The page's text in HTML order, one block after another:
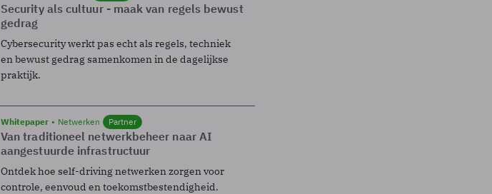
Security als cultuur - maak van regels bewust
gedrag
Cybersecurity werkt pas echt als regels, techniek
en bewust gedrag samenkomen in de dagelijkse
praktijk.
Whitepaper Netwerken Partner
Van traditioneel netwerkbeheer naar AI
aangestuurde infrastructuur
Ontdek hoe self-driving netwerken zorgen voor
controle, eenvoud en toekomstbestendigheid.